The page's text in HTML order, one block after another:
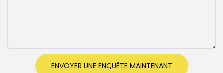
ENVOYER UNE ENQUÊTE MAINTENANT